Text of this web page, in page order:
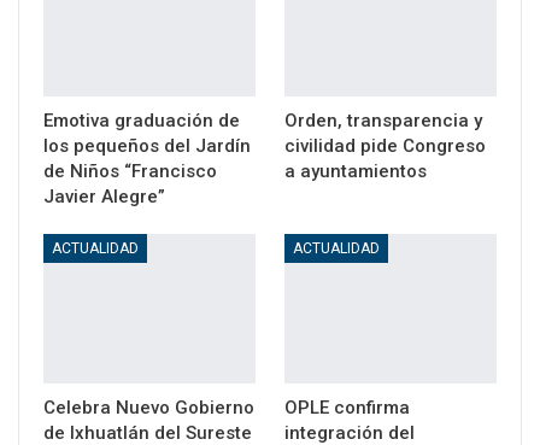
Emotiva graduación de
los pequeños del Jardín
de Niños “Francisco
Javier Alegre”
Orden, transparencia y
civilidad pide Congreso
a ayuntamientos
ACTUALIDAD
Celebra Nuevo Gobierno
de Ixhuatlán del Sureste
ACTUALIDAD
OPLE confirma
integración del